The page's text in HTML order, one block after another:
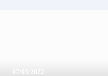
07/03/2022